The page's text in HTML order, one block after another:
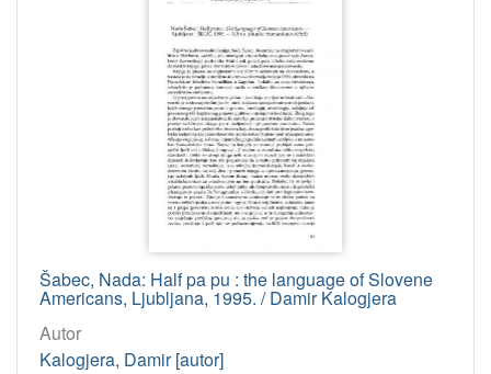
Šabec, Nada: Half pa pu : the language of Slovene
Americans, Ljubljana, 1995. / Damir Kalogjera
Autor
Kalogjera, Damir [autor]